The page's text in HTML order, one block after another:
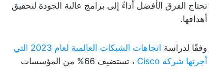
تحتاج الفرق الأفضل أداءً إلى برامج عالية الجودة لتحقيق
أهدافها.
وفقًا لدراسة
اتجاهات الشبكات العالمية لعام 2023 التي
أجرتها شركة Cisco
، تستضيف 66% من المؤسسات